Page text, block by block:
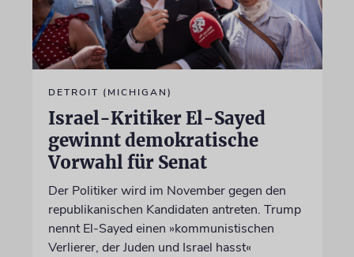
DETROIT (MICHIGAN)
Israel-Kritiker El-Sayed
gewinnt demokratische
Vorwahl für Senat
Der Politiker wird im November gegen den
republikanischen Kandidaten antreten. Trump
nennt El-Sayed einen »kommunistischen
Verlierer, der Juden und Israel hasst«